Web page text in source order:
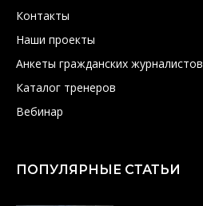
Контакты
Наши проекты
Анкеты гражданских журналистов
Каталог тренеров
Вебинар
ПОПУЛЯРНЫЕ СТАТЬИ